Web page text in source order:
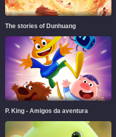
The stories of Dunhuang
P. King - Amigos da aventura